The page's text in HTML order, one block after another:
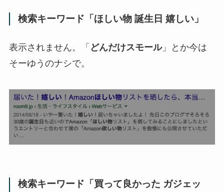
検索キーワード「ほしい物 誕生日 嬉しい」
表示されません。「 どんだけスモール」とか今は
そーゆうのナシで。
検索キーワード「買って良かった ガジェッ